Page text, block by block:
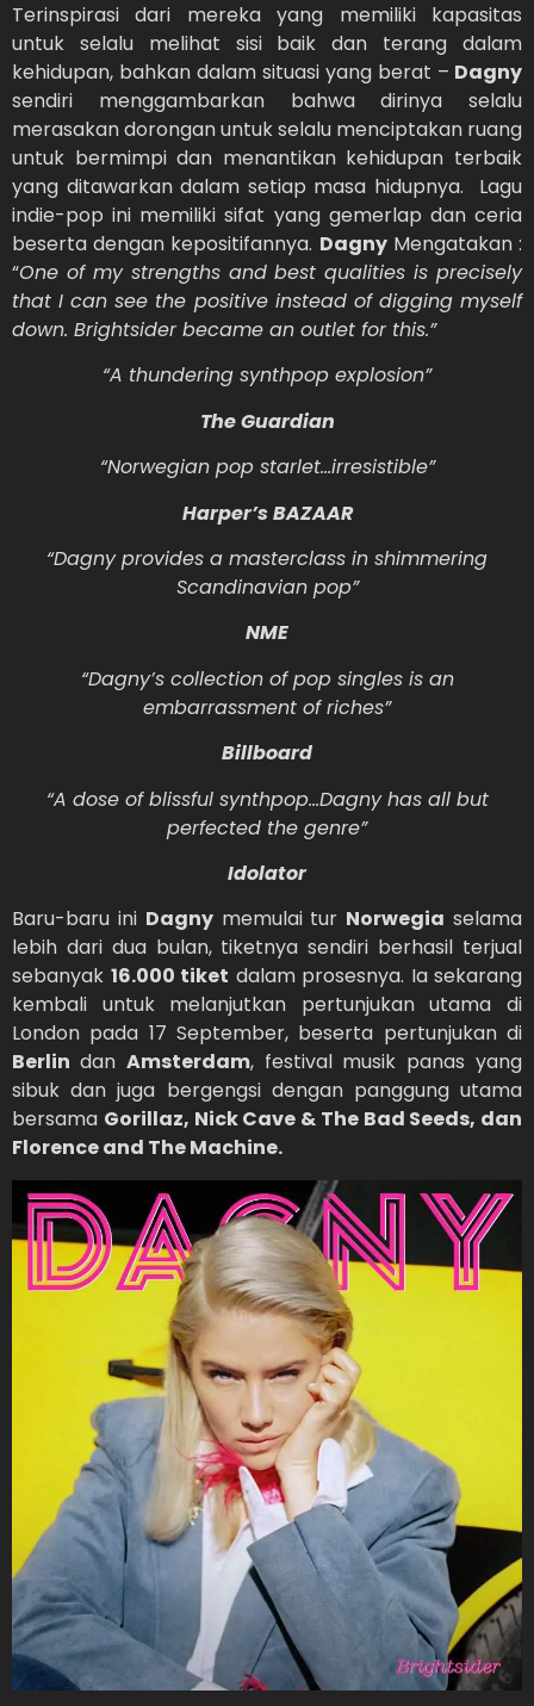
Terinspirasi dari mereka yang memiliki kapasitas
untuk selalu melihat sisi baik dan terang dalam
kehidupan, bahkan dalam situasi yang berat – Dagny
sendiri menggambarkan bahwa dirinya selalu
merasakan dorongan untuk selalu menciptakan ruang
untuk bermimpi dan menantikan kehidupan terbaik
yang ditawarkan dalam setiap masa hidupnya. Lagu
indie-pop ini memiliki sifat yang gemerlap dan ceria
beserta dengan kepositifannya. DagnyMengatakan :
“One of my strengths and best qualities is precisely
that I can see the positive instead of digging myself
down. Brightsider became an outlet for this.”
“A thundering synthpop explosion”
The Guardian
“Norwegian pop starlet…irresistible”
Harper’s BAZAAR
“Dagny provides a masterclass in shimmering
Scandinavian pop”
NME
“Dagny’s collection of pop singles is an
embarrassment of riches”
Billboard
“A dose of blissful synthpop…Dagny has all but
perfected the genre”
Idolator
Baru-baru ini Dagnymemulai tur Norwegia selama
lebih dari dua bulan, tiketnya sendiri berhasil terjual
sebanyak 16.000 tiket dalam prosesnya. Ia sekarang
kembali untuk melanjutkan pertunjukan utama di
London pada 17 September, beserta pertunjukan di
Berlin dan Amsterdam, festival musik panas yang
sibuk dan juga bergengsi dengan panggung utama
bersama Gorillaz, Nick Cave & The Bad Seeds, dan
Florence and The Machine.